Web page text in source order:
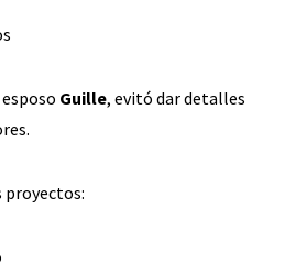
Guille, evitó dar detalles
proyectos: